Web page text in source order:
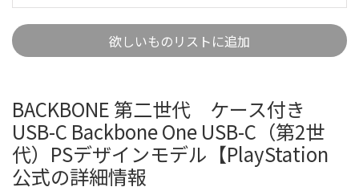
欲しいものリストに追加
BACKBONE 第二世代 ケース付き
USB-C Backbone One USB-C（第2世
代）PSデザインモデル【PlayStation
公式の詳細情報